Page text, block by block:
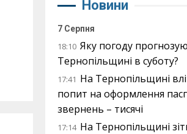
Новини
7 Серпня
18:10 Яку погоду
Тернопільщині в суботу?
17:41 На Тернопільщині
попит на оформлення
звернень – тисячі
17:14 На Тернопільщині